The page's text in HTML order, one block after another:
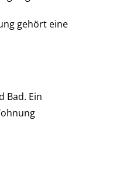
gehört eine
Bad. Ein